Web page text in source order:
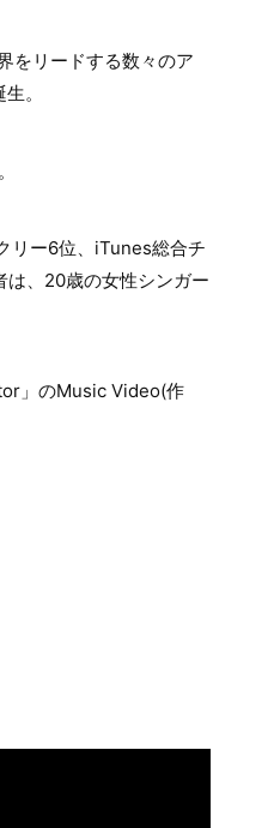
をリードする数々のア
。
リー6位、iTunes総合チ
は、20歳の女性シンガー
」のMusic Video(作